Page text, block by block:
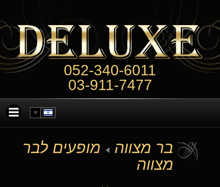
052-340-6011
03-911-7477
בר מצווה
מופעים לבר
מצווה